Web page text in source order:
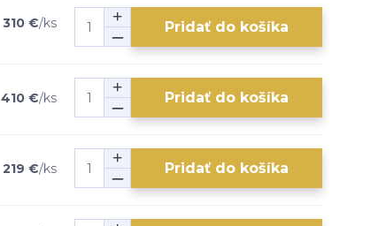
310 €/ks Pridať do košíka
410 €/ks Pridať do košíka
219 €/ks Pridať do košíka